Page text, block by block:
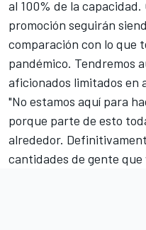
al 100% de la
promoción seguirán
comparación con lo que
pandémico. Tendremos
aficionados limitados en
"No estamos aquí para
porque parte de esto
alrededor.
cantidades de gente que